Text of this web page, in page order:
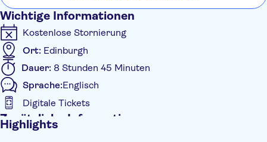
Wichtige Informationen
Kostenlose Stornierung
Ort: Edinburgh
Dauer: 8 Stunden 45 Minuten
Sprache:Englisch
Digitale Tickets
Zusätzliche Informationen
Highlights